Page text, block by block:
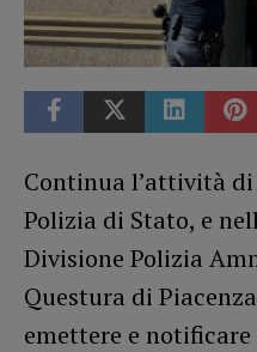
Continua l’attività
Polizia di Stato, e
Divisione Polizia
Questura di
emettere e